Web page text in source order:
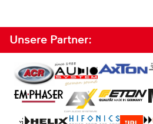
Unsere Partner: